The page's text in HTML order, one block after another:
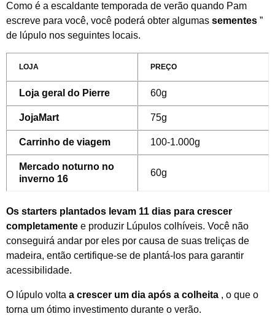
Como é a escaldante temporada de verão quando Pam
escreve para você, você poderá obter algumas sementes ”
de lúpulo nos seguintes locais.
LOJA PREÇO
Loja geral do Pierre 60g
JojaMart 75g
Carrinho de viagem 100-1.000g
Mercado noturno no
inverno 16
60g
Os starters plantados levam 11 dias para crescer
completamente e produzir Lúpulos colhíveis. Você não
conseguirá andar por eles por causa de suas treliças de
madeira, então certifique-se de plantá-los para garantir
acessibilidade.
O lúpulo volta a crescer um dia após a colheita , o que o
torna um ótimo investimento durante o verão.